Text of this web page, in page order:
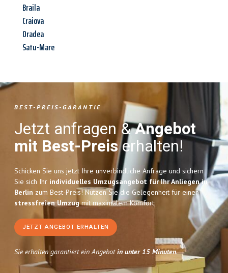
Braila
Craiova
Oradea
Satu-Mare
BEST-PREIS-GARANTIE
Jetzt anfragen &Angebot
mit Best-Preiserhalten!
Schicken Sie uns jetzt Ihre unverbindliche Anfrage und sichern
Sie sich Ihr individuelles Umzugsangebot für Ihr Anliegen in
Berlin zum Best-Preis! Nutzen Sie die Gelegenheit für einen
stressfreien Umzugmit maximalem Komfort:
JETZT ANGEBOT ERHALTEN
Sie erhalten garantiert ein Angebotin unter 15 Minuten.